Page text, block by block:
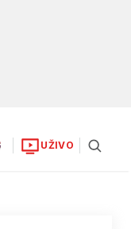
UŽIVO